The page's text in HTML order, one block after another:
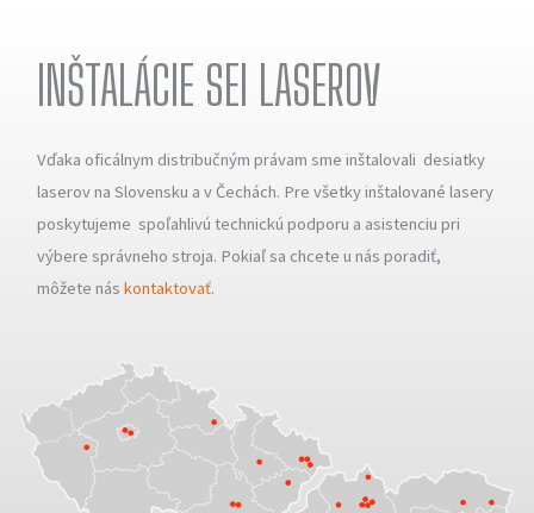
INŠTALÁCIE SEI LASEROV
Vďaka oficálnym distribučným právam sme inštalovali desiatky
laserov na Slovensku a v Čechách. Pre všetky inštalované lasery
poskytujeme spoľahlivú technickú podporu a asistenciu pri
výbere správneho stroja. Pokiaľ sa chcete u nás poradiť,
môžete náskontaktovať.